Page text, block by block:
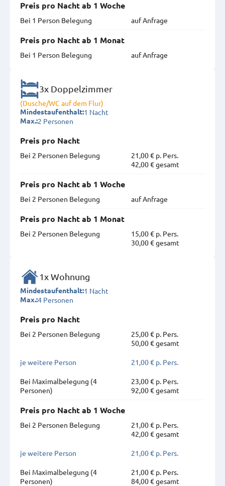
Preis pro Nacht ab 1 Woche
Bei 1 Person Belegung
auf Anfrage
Preis pro Nacht ab 1 Monat
Bei 1 Person Belegung
auf Anfrage
3x Doppelzimmer
(Dusche/WC auf dem Flur)
Mindestaufenthalt:1 Nacht
Max.:2 Personen
Preis pro Nacht
Bei 2 Personen Belegung
21,00 € p. Pers.
42,00 € gesamt
Preis pro Nacht ab 1 Woche
Bei 2 Personen Belegung
auf Anfrage
Preis pro Nacht ab 1 Monat
Bei 2 Personen Belegung
15,00 € p. Pers.
30,00 € gesamt
1x Wohnung
Mindestaufenthalt:1 Nacht
Max.:4 Personen
Preis pro Nacht
Bei 2 Personen Belegung
25,00 € p. Pers.
50,00 € gesamt
je weitere Person 21,00 € p. Pers.
Bei Maximal­belegung (4
Personen)
23,00 € p. Pers.
92,00 € gesamt
Preis pro Nacht ab 1 Woche
Bei 2 Personen Belegung
21,00 € p. Pers.
42,00 € gesamt
je weitere Person 21,00 € p. Pers.
Bei Maximal­belegung (4
Personen)
21,00 € p. Pers.
84,00 € gesamt